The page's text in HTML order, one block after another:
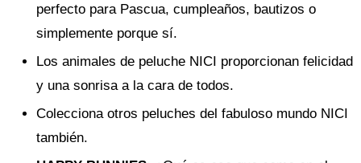
perfecto para Pascua, cumpleaños, bautizos o
simplemente porque sí.
Los animales de peluche NICI proporcionan felicidad
y una sonrisa a la cara de todos.
Colecciona otros peluches del fabuloso mundo NICI
también.